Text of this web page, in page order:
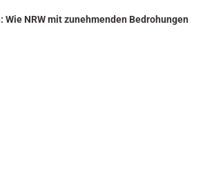
Wie NRW mit zunehmenden Bedrohungen